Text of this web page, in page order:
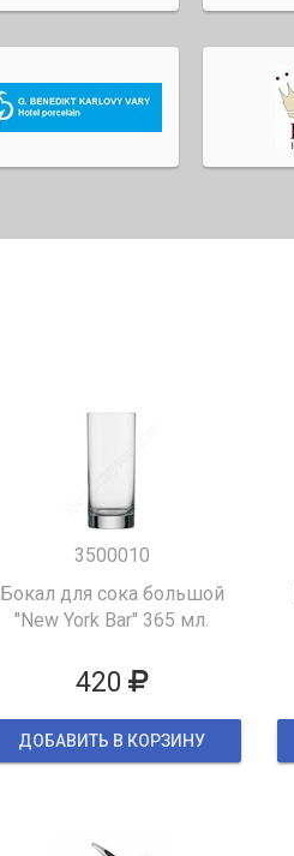
3500010
Бокал для сока большой
"New York Bar" 365 мл.
420
ДОБАВИТЬ В КОРЗИНУ